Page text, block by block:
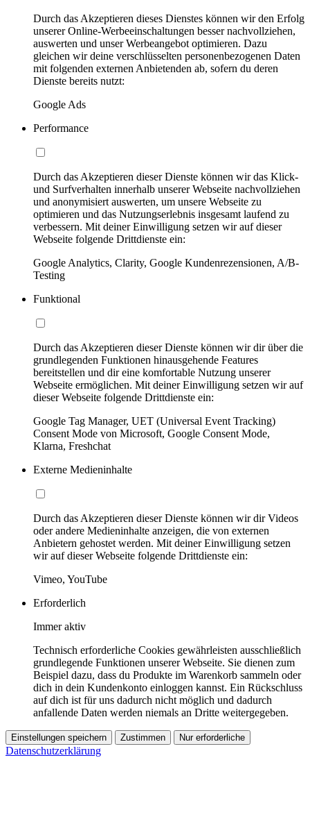
Durch das Akzeptieren dieses Dienstes können wir den Erfolg
unserer Online-Werbeeinschaltungen besser nachvollziehen,
auswerten und unser Werbeangebot optimieren. Dazu
gleichen wir deine verschlüsselten personenbezogenen Daten
mit folgenden externen Anbietenden ab, sofern du deren
Dienste bereits nutzt:
Google Ads
Performance
Durch das Akzeptieren dieser Dienste können wir das Klick-
und Surfverhalten innerhalb unserer Webseite nachvollziehen
und anonymisiert auswerten, um unsere Webseite zu
optimieren und das Nutzungserlebnis insgesamt laufend zu
verbessern. Mit deiner Einwilligung setzen wir auf dieser
Webseite folgende Drittdienste ein:
Google Analytics, Clarity, Google Kundenrezensionen, A/B-
Testing
Funktional
Durch das Akzeptieren dieser Dienste können wir dir über die
grundlegenden Funktionen hinausgehende Features
bereitstellen und dir eine komfortable Nutzung unserer
Webseite ermöglichen. Mit deiner Einwilligung setzen wir auf
dieser Webseite folgende Drittdienste ein:
Google Tag Manager, UET (Universal Event Tracking)
Consent Mode von Microsoft, Google Consent Mode,
Klarna, Freshchat
Externe Medieninhalte
Durch das Akzeptieren dieser Dienste können wir dir Videos
oder andere Medieninhalte anzeigen, die von externen
Anbietern gehostet werden. Mit deiner Einwilligung setzen
wir auf dieser Webseite folgende Drittdienste ein:
Vimeo, YouTube
Erforderlich
Immer aktiv
Technisch erforderliche Cookies gewährleisten ausschließlich
grundlegende Funktionen unserer Webseite. Sie dienen zum
Beispiel dazu, dass du Produkte im Warenkorb sammeln oder
dich in dein Kundenkonto einloggen kannst. Ein Rückschluss
auf dich ist für uns dadurch nicht möglich und dadurch
anfallende Daten werden niemals an Dritte weitergegeben.
Einstellungen speichern Zustimmen Nur erforderliche
Datenschutzerklärung